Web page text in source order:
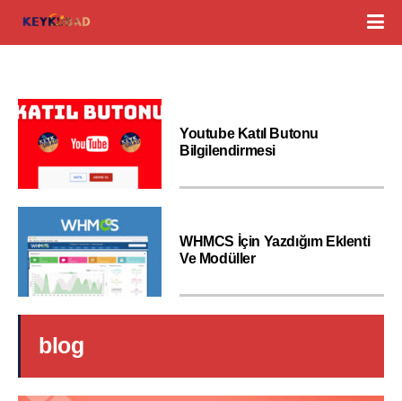
Youtube Katıl Butonu
Bilgilendirmesi
WHMCS İçin Yazdığım Eklenti
Ve Modüller
blog